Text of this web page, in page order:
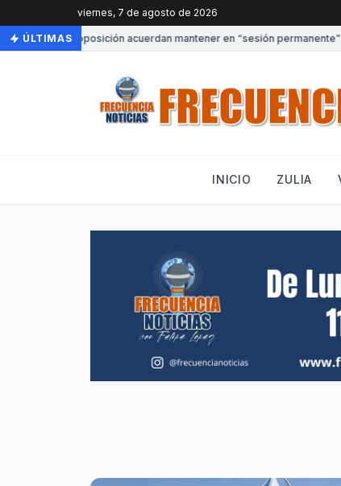
viernes, 7 de agosto de 2026
ÚLTIMAS
Gobierno y oposición acuerdan mantener en “sesión permanente”
INICIO ZULIA